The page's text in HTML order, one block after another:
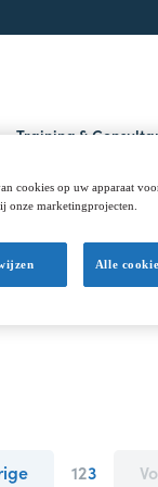
Training &
Pagina
1Pagina
2Huidige
3
cookies op uw apparaat
onze marketingprojecten.
Alle